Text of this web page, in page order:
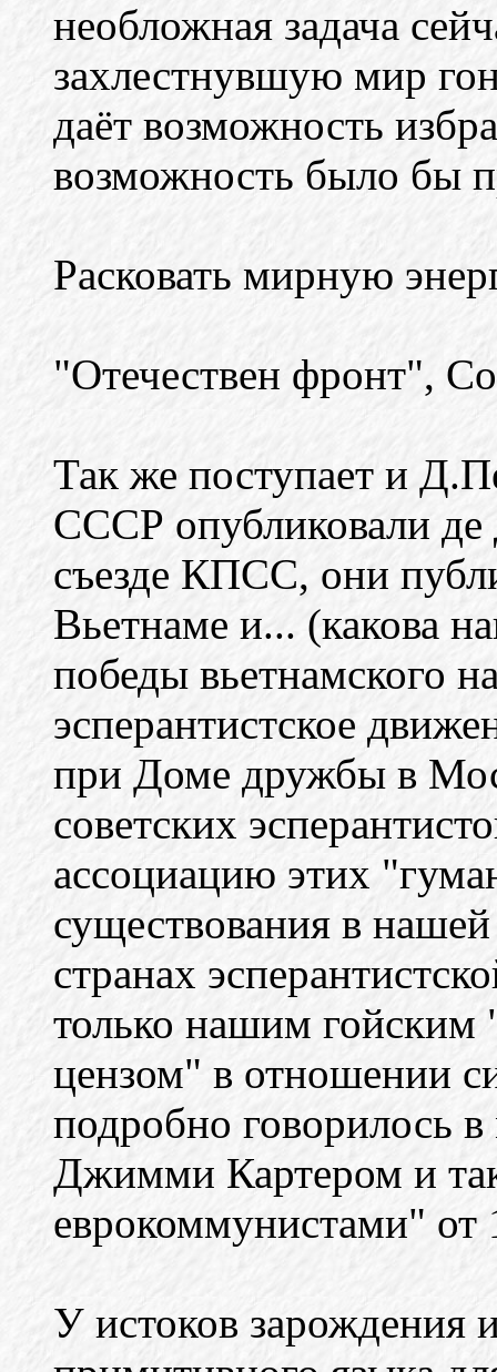
необложная задача
захлестнувшую мир
даёт возможность
возможность было бы
Расковать мирную
"Отечествен фронт",
Так же поступает и
СССР опубликовали
съезде КПСС, они
Вьетнаме и... (какова
победы вьетнамского
эсперантистское
при Доме дружбы в
советских
ассоциацию этих
существования в
странах
только нашим гойским
цензом" в отношении
подробно говорилось
Джимми Картером и
еврокоммунистами" от
У истоков зарождения